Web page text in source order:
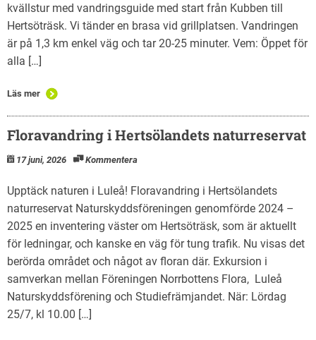
kvällstur med vandringsguide med start från Kubben till
Hertsöträsk. Vi tänder en brasa vid grillplatsen. Vandringen
är på 1,3 km enkel väg och tar 20-25 minuter. Vem: Öppet för
alla […]
Läs mer
Floravandring i Hertsölandets naturreservat
17 juni, 2026 Kommentera
Upptäck naturen i Luleå! Floravandring i Hertsölandets
naturreservat Naturskyddsföreningen genomförde 2024 –
2025 en inventering väster om Hertsöträsk, som är aktuellt
för ledningar, och kanske en väg för tung trafik. Nu visas det
berörda området och något av floran där. Exkursion i
samverkan mellan Föreningen Norrbottens Flora, Luleå
Naturskyddsförening och Studiefrämjandet. När: Lördag
25/7, kl 10.00 […]